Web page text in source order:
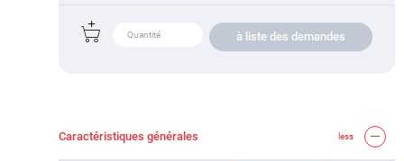
à liste des demandes
Caractéristiques générales less